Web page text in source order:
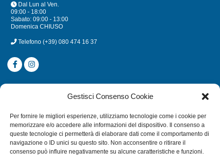
Gestisci Consenso Cookie
Per fornire le migliori esperienze, utilizziamo tecnologie come i cookie per
memorizzare e/o accedere alle informazioni del dispositivo. Il consenso a
queste tecnologie ci permetterà di elaborare dati come il comportamento di
navigazione o ID unici su questo sito. Non acconsentire o ritirare il
consenso può influire negativamente su alcune caratteristiche e funzioni.
Dal Lun al Ven.
09:00 - 18:00
Sabato: 09:00 - 13:00
Domenica CHIUSO
Telefono (+39) 080 474 16 37
CATEGORIE
MULINELLI
CANNE
ACCESSORI NAUTICI